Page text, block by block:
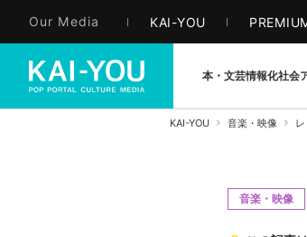
Our Media KAI-YOU
本・文芸情報化社会
KAI-YOU 音楽・映像
音楽・映像